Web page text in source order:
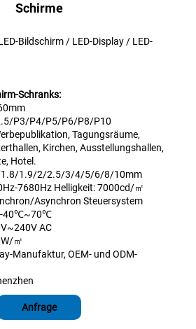
Schirme
Bildschirm / LED-Display / LED-
Schranks:
P3/P4/P5/P6/P8/P10
Tagungsräume,
Kirchen, Ausstellungshallen,
Hotel.
1.9/2/2.5/3/4/5/6/8/10mm
7680Hz Helligkeit: 7000cd/㎡
Asynchron Steuersystem
-40℃~70℃
AC
㎡
Manufaktur, OEM- und ODM-
Anfrage